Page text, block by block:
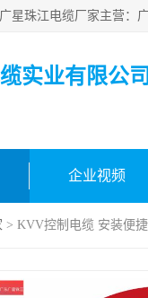
实业有限公司
企业视频
> KVV控制电缆 安装便